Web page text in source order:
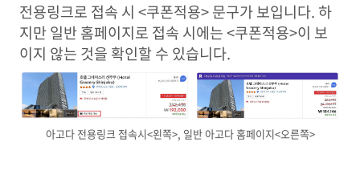
전용링크로 접속 시 <쿠폰적용> 문구가 보입니다. 하
지만 일반 홈페이지로 접속 시에는 <쿠폰적용>이 보
이지 않는 것을 확인할 수 있습니다.
아고다 전용링크 접속시<왼쪽>, 일반 아고다 홈페이지<오른쪽>